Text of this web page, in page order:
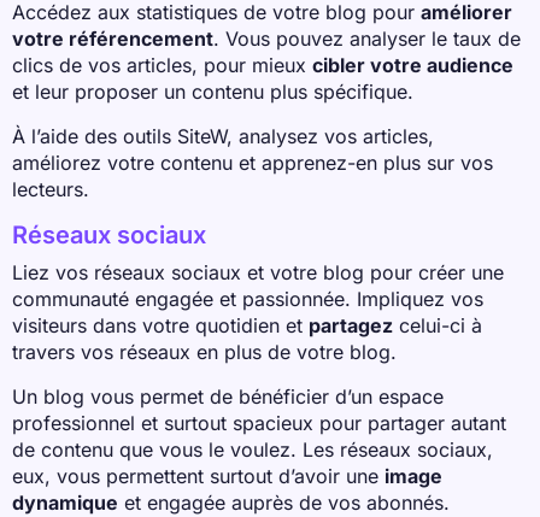
Accédez aux statistiques de votre blog pour améliorer
votre référencement. Vous pouvez analyser le taux de
clics de vos articles, pour mieux cibler votre audience
et leur proposer un contenu plus spécifique.
À l’aide des outils SiteW, analysez vos articles,
améliorez votre contenu et apprenez-en plus sur vos
lecteurs.
Réseaux sociaux
Liez vos réseaux sociaux et votre blog pour créer une
communauté engagée et passionnée. Impliquez vos
visiteurs dans votre quotidien et partagez celui-ci à
travers vos réseaux en plus de votre blog.
Un blog vous permet de bénéficier d’un espace
professionnel et surtout spacieux pour partager autant
de contenu que vous le voulez. Les réseaux sociaux,
eux, vous permettent surtout d’avoir une image
dynamique et engagée auprès de vos abonnés.